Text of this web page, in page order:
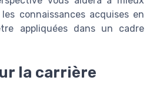
connaissances acquises en
appliquées dans un cadre
la carrière